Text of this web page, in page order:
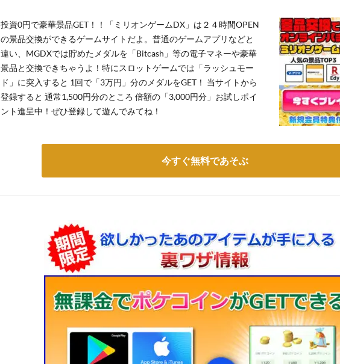
投資0円で豪華景品GET！！「ミリオンゲームDX」は２４時間OPEN
の景品交換ができるゲームサイトだよ。普通のゲームアプリなどと
違い、MGDXでは貯めたメダルを「Bitcash」等の電子マネーや豪華
景品と交換できちゃうよ！特にスロットゲームでは「ラッシュモー
ド」に突入すると 1回で「3万円」分のメダルをGET！ 当サイトから
登録すると 通常1,500円分のところ 倍額の「3,000円分」お試しポイ
ント進呈中！ぜひ登録して遊んでみてね！
今すぐ無料であそぶ